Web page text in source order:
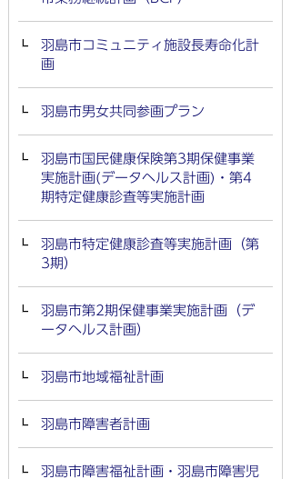
羽島市コミュニティ施設長寿命化計
画
羽島市男女共同参画プラン
羽島市国民健康保険第3期保健事業
実施計画(データヘルス計画)・第4
期特定健康診査等実施計画
羽島市特定健康診査等実施計画（第
3期）
羽島市第2期保健事業実施計画（デ
ータヘルス計画）
羽島市地域福祉計画
羽島市障害者計画
羽島市障害福祉計画・羽島市障害児